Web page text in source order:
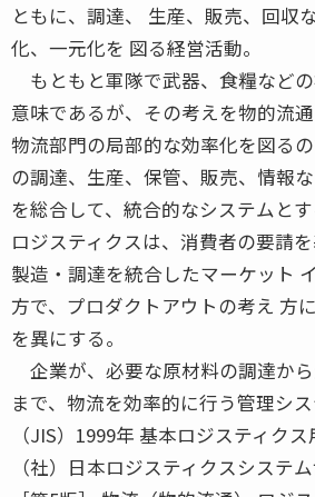
ともに、調達、 生産、販売、回収
化、一元化を 図る経営活動。
もともと軍隊で武器、食糧など
意味であるが、その考えを物的流
物流部門の局部的な効率化を図る
の調達、生産、保管、販売、情報
を総合して、統合的なシステムとす
ロジスティクスは、消費者の要請
製造・調達を統合したマーケット
方で、プロダクトアウトの考え 方
を異にする。
企業が、必要な原材料の調達か
まで、物流を効率的に行う管理シ
（JIS）1999年 基本ロジスティクス
（社）日本ロジスティクスシステ